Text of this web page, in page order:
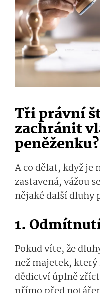
Tři právní
zachránit
peněženku?
A co dělat, když je
zastavená, vážou
nějaké další dluhy
1.
Pokud víte, že
než majetek, který
dědictví úplně